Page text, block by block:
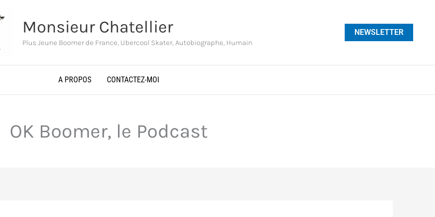
Monsieur Chatellier
Plus Jeune Boomer de France, Ubercool Skater, Autobiographe, Humain
NEWSLETTER
A PROPOS CONTACTEZ-MOI
OK Boomer, le Podcast